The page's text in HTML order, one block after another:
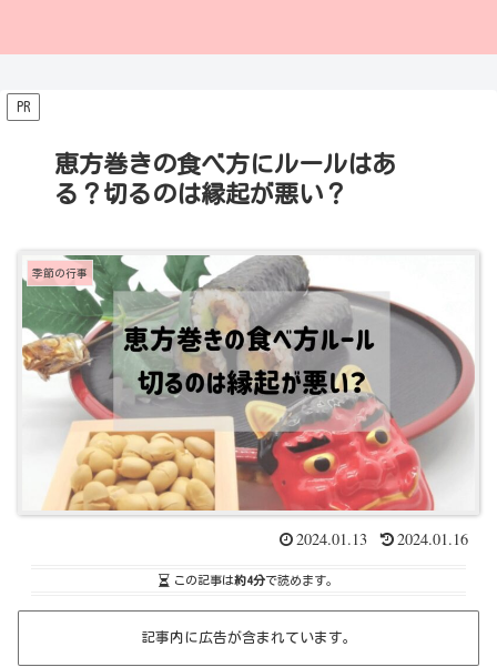
PR
恵方巻きの食べ方にルールはあ
る？切るのは縁起が悪い？
季節の行事
2024.01.13 2024.01.16
この記事は約4分で読めます。
記事内に広告が含まれています。